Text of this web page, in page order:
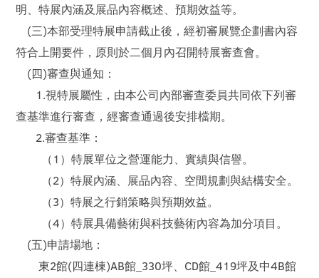
明、特展內涵及展品內容概述、預期效益等。
(三)本部受理特展申請截止後，經初審展覽企劃書內容
符合上開要件，原則於二個月內召開特展審查會。
(四)審查與通知：
1.視特展屬性，由本公司內部審查委員共同依下列審
查基準進行審查，經審查通過後安排檔期。
2.審查基準：
（1）特展單位之營運能力、實績與信譽。
（2）特展內涵、展品內容、空間規劃與結構安全。
（3）特展之行銷策略與預期效益。
（4）特展具備藝術與科技藝術內容為加分項目。
(五)申請場地：
東2館(四連棟)AB館_330坪、CD館_419坪及中4B館